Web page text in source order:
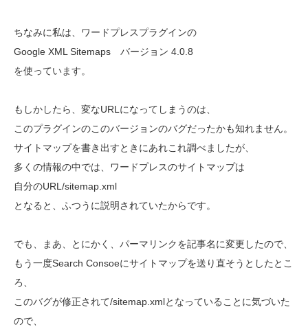
ちなみに私は、ワードプレスプラグインの
Google XML Sitemaps バージョン 4.0.8
を使っています。
もしかしたら、変なURLになってしまうのは、
このプラグインのこのバージョンのバグだったかも知れません。
サイトマップを書き出すときにあれこれ調べましたが、
多くの情報の中では、ワードプレスのサイトマップは
自分のURL/sitemap.xml
となると、ふつうに説明されていたからです。
でも、まあ、とにかく、パーマリンクを記事名に変更したので、
もう一度Search Consoeにサイトマップを送り直そうとしたとこ
ろ、
このバグが修正されて/sitemap.xmlとなっていることに気づいた
ので、